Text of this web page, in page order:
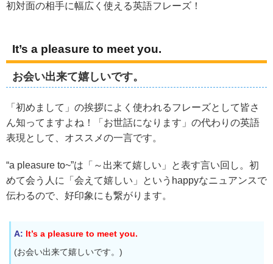
初対面の相手に幅広く使える英語フレーズ！
It’s a pleasure to meet you.
お会い出来て嬉しいです。
「初めまして」の挨拶によく使われるフレーズとして皆さ
ん知ってますよね！「お世話になります」の代わりの英語
表現として、オススメの一言です。
“a pleasure to~”は「～出来て嬉しい」と表す言い回し。初
めて会う人に「会えて嬉しい」というhappyなニュアンスで
伝わるので、好印象にも繋がります。
A: It’s a pleasure to meet you.
(お会い出来て嬉しいです。)